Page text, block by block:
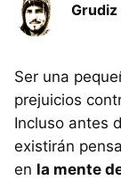
Grudiz
Ser una
prejuicios
Incluso antes
existirán
en la mente